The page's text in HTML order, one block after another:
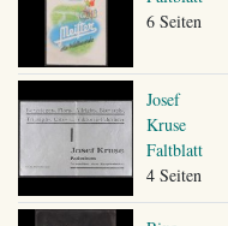
6 Seiten
Josef
Kruse
Faltblatt
4 Seiten